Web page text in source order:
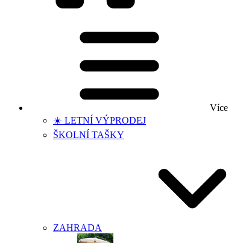
Více
☀️ LETNÍ VÝPRODEJ
ŠKOLNÍ TAŠKY
ZAHRADA